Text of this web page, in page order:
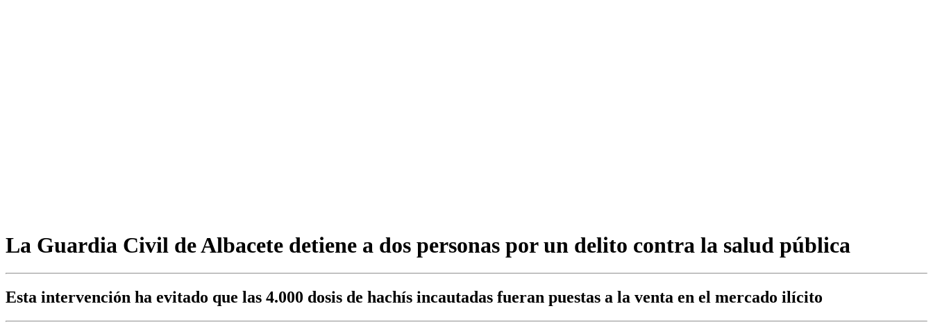
La Guardia Civil de Albacete detiene a dos personas por un delito contra la salud pública
Esta intervención ha evitado que las 4.000 dosis de hachís incautadas fueran puestas a la venta en el mercado ilícito